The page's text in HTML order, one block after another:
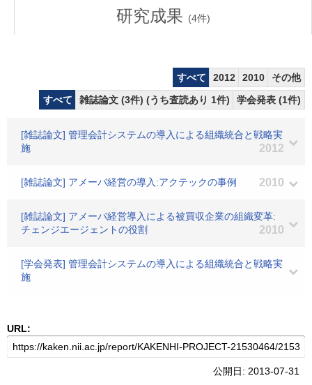
研究成果 (4件)
すべて 2012 2010
その他
すべて
雑誌論文 (3件) (うち査読あり 1件) 学会発表 (1件)
[雑誌論文] 管理会計システムの導入による組織統合と戦略実
施
2012
[雑誌論文] アメーバ経営の導入:アクテックの事例 2010
[雑誌論文] アメーバ経営導入による被買収企業の組織変革:
チェンジエージェントの役割
2010
[学会発表] 管理会計システムの導入による組織統合と戦略実
施
URL:
公開日: 2013-07-31